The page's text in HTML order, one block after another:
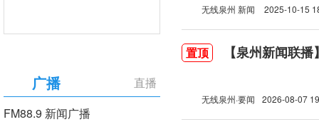
直播
广播
FM88.9 新闻广播
无线泉州 新闻 2025-10-15
置顶 【泉州新闻联
无线泉州·要闻 2026-08-07